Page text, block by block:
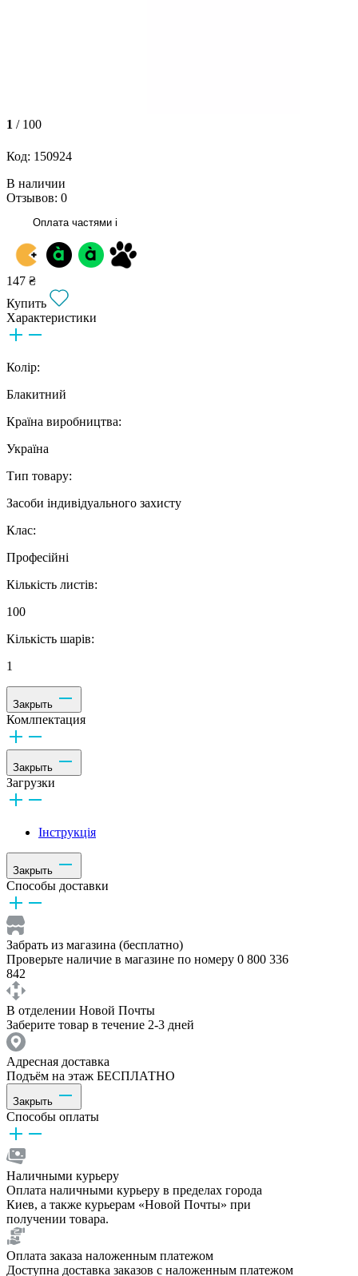
1 / 100
Код: 150924
В наличии
Отзывов: 0
Оплата частями i
147 ₴
Купить
Характеристики
Колір:
Блакитний
Країна виробництва:
Україна
Тип товару:
Засоби індивідуального захисту
Клас:
Професійні
Кількість листів:
100
Кількість шарів:
1
Закрыть
Комлпектация
Закрыть
Загрузки
Інструкція
Закрыть
Способы доставки
Забрать из магазина (бесплатно)
Проверьте наличие в магазине по номеру 0 800 336
842
В отделении Новой Почты
Заберите товар в течение 2-3 дней
Адресная доставка
Подъём на этаж БЕСПЛАТНО
Закрыть
Способы оплаты
Наличными курьеру
Оплата наличными курьеру в пределах города
Киев, а также курьерам «Новой Почты» при
получении товара.
Оплата заказа наложенным платежом
Доступна доставка заказов с наложенным платежом